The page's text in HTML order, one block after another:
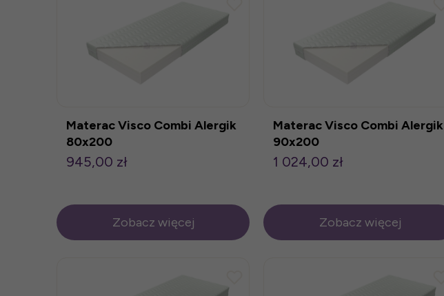
Materac Visco Combi Alergik
80x200
945,00 zł
Zobacz więcej
Materac Visco Combi Alergik
90x200
1 024,00 zł
Zobacz więcej